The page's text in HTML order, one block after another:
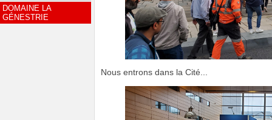
Nous entrons dans la Cité...
DOMAINE LA
GÉNESTRIE